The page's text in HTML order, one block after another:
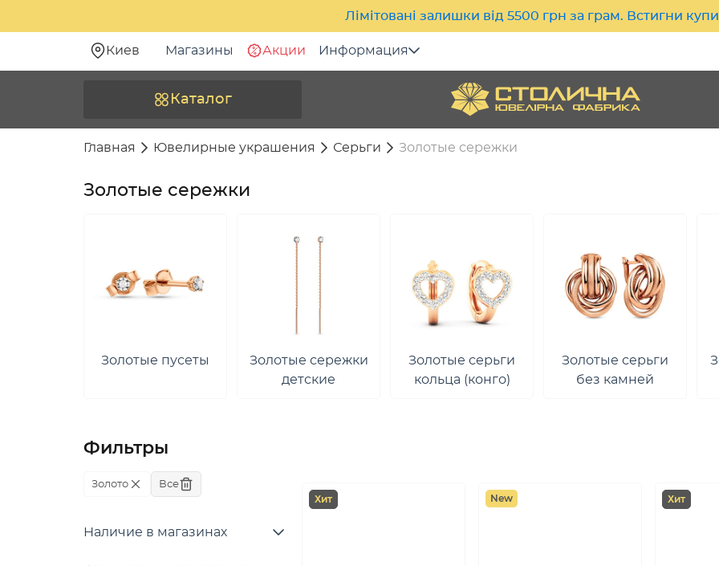
Лімітовані залишки від 5500 грн за грам. Встигни
Киев Магазины Акции Информация
Каталог
Главная Ювелирные украшения Серьги Золотые сережки
Золотые сережки
Золотые пусеты
Золотые сережки
детские
Золотые серьги
кольца (конго)
Золотые серьги
без камней
Фильтры
Золото Все
Наличие в магазинах
Хит New Хит